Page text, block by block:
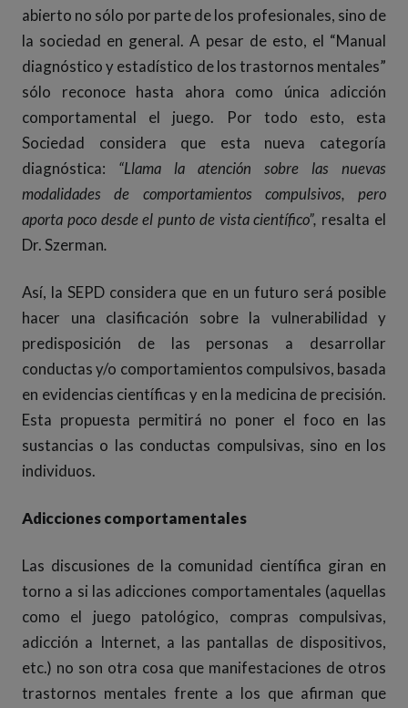
abierto no sólo por parte de los profesionales, sino de
la sociedad en general. A pesar de esto, el “Manual
diagnóstico y estadístico de los trastornos mentales”
sólo reconoce hasta ahora como única adicción
comportamental el juego. Por todo esto, esta
Sociedad considera que esta nueva categoría
diagnóstica: “Llama la atención sobre las nuevas
modalidades de comportamientos compulsivos, pero
aporta poco desde el punto de vista científico”, resalta el
Dr. Szerman.
Así, la SEPD considera que en un futuro será posible
hacer una clasificación sobre la vulnerabilidad y
predisposición de las personas a desarrollar
conductas y/o comportamientos compulsivos, basada
en evidencias científicas y en la medicina de precisión.
Esta propuesta permitirá no poner el foco en las
sustancias o las conductas compulsivas, sino en los
individuos.
Adicciones comportamentales
Las discusiones de la comunidad científica giran en
torno a si las adicciones comportamentales (aquellas
como el juego patológico, compras compulsivas,
adicción a Internet, a las pantallas de dispositivos,
etc.) no son otra cosa que manifestaciones de otros
trastornos mentales frente a los que afirman que